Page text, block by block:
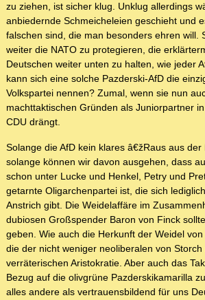
zu ziehen, ist sicher klug. Unklug allerdings
anbiedernde Schmeicheleien geschieht und
falschen sind, die man besonders ehren will.
weiter die NATO zu protegieren, die
Deutschen weiter unten zu halten, wie jeder
kann sich eine solche Pazderski-AfD die
Volkspartei nennen? Zumal, wenn sie nun
machttaktischen Gründen als Juniorpartner
CDU drängt.
Solange die AfD kein klares â€žRaus aus
solange können wir davon ausgehen, dass
schon unter Lucke und Henkel, Petry und
getarnte Oligarchenpartei ist, die sich
Anstrich gibt. Die Weidelaffäre im
dubiosen Großspender Baron von Finck
geben. Wie auch die Herkunft der Weidel
die der nicht weniger neoliberalen von
verräterischen Aristokratie. Aber auch das
Bezug auf die olivgrüne Pazderskikamarilla
alles andere als vertrauensbildend für uns